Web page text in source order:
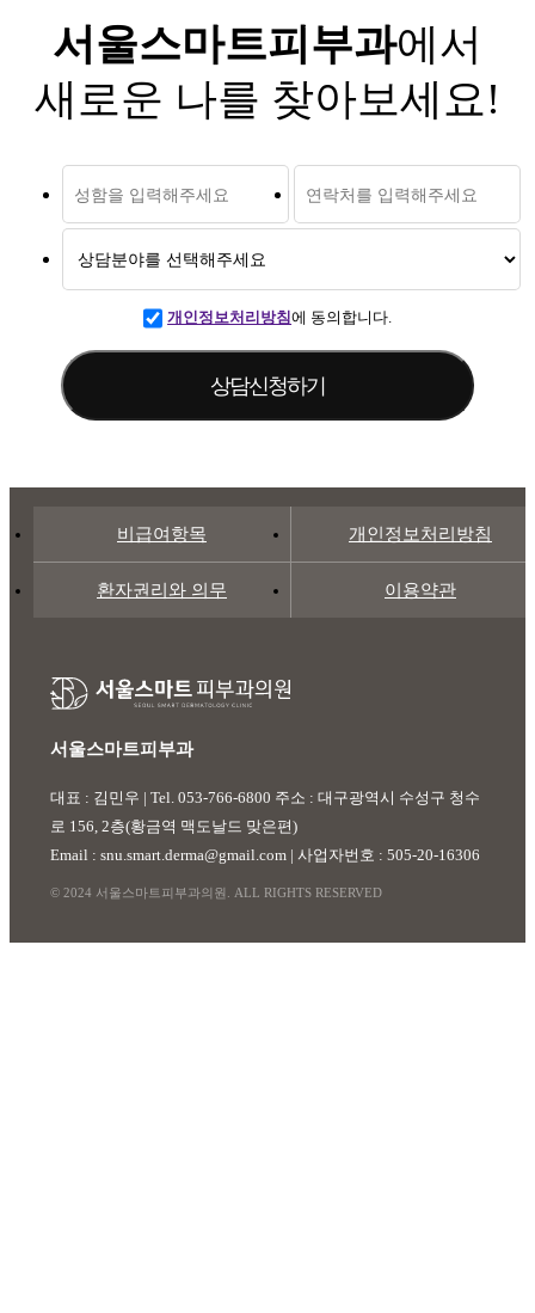
서울스마트피부과에서
새로운 나를 찾아보세요!
개인정보처리방침에 동의합니다.
서울스마트피부과
대표 : 김민우 | Tel. 053-766-6800 주소 : 대구광역시 수성구 청수
로 156, 2층(황금역 맥도날드 맞은편)
Email : snu.smart.derma@gmail.com | 사업자번호 : 505-20-16306
© 2024 서울스마트피부과의원. ALL RIGHTS RESERVED
비급여항목 개인정보처리방침
환자권리와 의무 이용약관